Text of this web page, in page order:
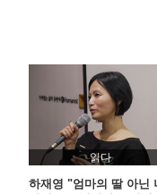
가?: 밀턴의 딸들
시와 여성 독자들
리의 괴물 이브
론테의 지옥의 바이블
은 자아
읽다
하재영 "엄마의 딸 아닌